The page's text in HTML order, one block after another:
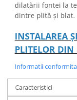
dilatării fontei la
dintre plită și blat.
INSTALAREA
PLITELOR
Informatii
Caracteristici